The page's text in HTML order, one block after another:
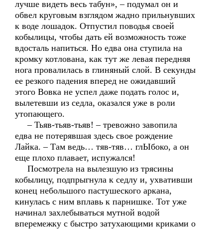
лучше видеть весь табун», – подумал он и
обвел круговым взглядом жадно прильнувших
к воде лошадок. Отпустил поводья своей
кобылицы, чтобы дать ей возможность тоже
вдосталь напиться. Но едва она ступила на
кромку котлована, как тут же левая передняя
нога провалилась в глиняный слой. В секунды
ее резкого падения вперед не ожидавший
этого Вовка не успел даже подать голос и,
вылетевши из седла, оказался уже в роли
утопающего.
– Тьяв-тьяв-тьяв! – тревожно завопила
едва не потерявшая здесь свое рождение
Лайка. – Там ведь… тяв-тяв… глЫбоко, а он
еще плохо плавает, испужался!
Посмотрела на вылезшую из трясины
кобылицу, подпрыгнула к седлу и, ухвативши
конец небольшого пастушеского аркана,
кинулась с ним вплавь к парнишке. Тот уже
начинал захлебываться мутной водой
вперемежку с быстро затухающими криками о